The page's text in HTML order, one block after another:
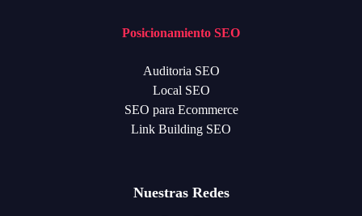
Posicionamiento SEO
Auditoria SEO
Local SEO
SEO para Ecommerce
Link Building SEO
Nuestras Redes